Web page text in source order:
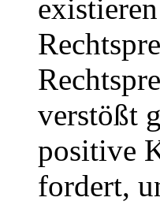
verstößt
positive
fordert,